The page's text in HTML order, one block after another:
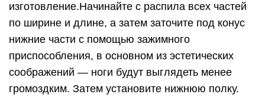
изготовление.Начинайте с распила всех частей
по ширине и длине, а затем заточите под конус
нижние части с помощью зажимного
приспособления, в основном из эстетических
соображений — ноги будут выглядеть менее
громоздким. Затем установите нижнюю полку.